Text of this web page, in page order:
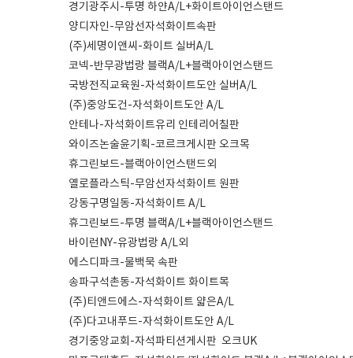
경기광주시-투명 하얀A/L+화이트아이언스탠드
양디자인-무암선자석화이트속판
(주)세명이앤씨-화이트 실버A/L
코넥-반무광법랑 블랙A/L+블랙아이언스탠드
국방전직교육원-자석화이트도안 실버A/L
(주)중앙도건-자석화이트도안 A/L
안테나-자석화이트유리 인테리어칠판
와이즈논술윤기획-코르크게시판 오크목
휴그린보드-블랙아이언스탠드외
옐로플라스틱-무암선자석화이트 원판
강동구명일동-자석화이트 A/L
휴그린보드-투명 블랙A/L+블랙아이언스탠드
바이런NY-유광법랑 A/L외
에스디파크-물백묵 속판
송파구석촌동-자석화이트 화이트목
(주)티앤드에스-자석화이트 얇은A/L
(주)다고내푸드-자석화이트도안 A/L
경기중앙교회-자석파티션게시판 오크UK